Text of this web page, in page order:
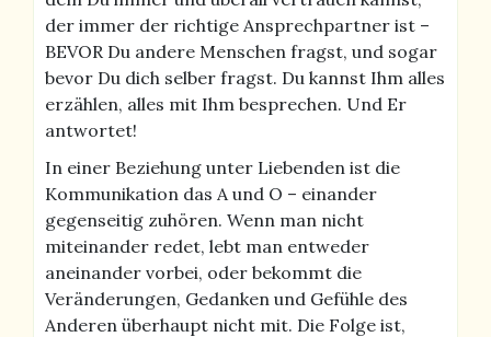
der immer der richtige Ansprechpartner ist –
BEVOR Du andere Menschen fragst, und sogar
bevor Du dich selber fragst. Du kannst Ihm alles
erzählen, alles mit Ihm besprechen. Und Er
antwortet!
In einer Beziehung unter Liebenden ist die
Kommunikation das A und O – einander
gegenseitig zuhören. Wenn man nicht
miteinander redet, lebt man entweder
aneinander vorbei, oder bekommt die
Veränderungen, Gedanken und Gefühle des
Anderen überhaupt nicht mit. Die Folge ist,